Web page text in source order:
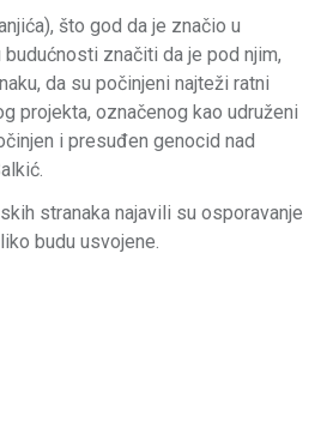
što god da je značio u
značiti da je pod njim,
da su počinjeni najteži ratni
projekta, označenog kao udruženi
i presuđen genocid nad
stranaka najavili su osporavanje
budu usvojene.